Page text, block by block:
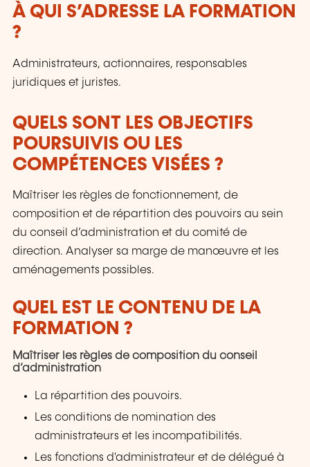
À QUI S’ADRESSE LA FORMATION
?
Administrateurs, actionnaires, responsables
juridiques et juristes.
QUELS SONT LES OBJECTIFS
POURSUIVIS OU LES
COMPÉTENCES VISÉES ?
Maîtriser les règles de fonctionnement, de
composition et de répartition des pouvoirs au sein
du conseil d’administration et du comité de
direction. Analyser sa marge de manœuvre et les
aménagements possibles.
QUEL EST LE CONTENU DE LA
FORMATION ?
Maîtriser les règles de composition du conseil
d’administration
La répartition des pouvoirs.
Les conditions de nomination des
administrateurs et les incompatibilités.
Les fonctions d'administrateur et de délégué à